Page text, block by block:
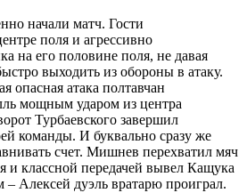
начали матч. Гости
поля и агрессивно
на его половине поля, не давая
выходить из обороны в атаку.
опасная атака полтавчан
мощным ударом из центра
Турбаевского завершил
команды. И буквально сразу же
счет. Мишнев перехватил мяч
и классной передачей вывел Кащука
Алексей дуэль вратарю проиграл.